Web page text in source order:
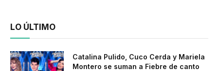
LO ÚLTIMO
Catalina Pulido, Cuco Cerda y Mariela
Montero se suman a Fiebre de canto